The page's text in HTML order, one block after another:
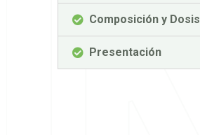
Composición y Dosis
Presentación